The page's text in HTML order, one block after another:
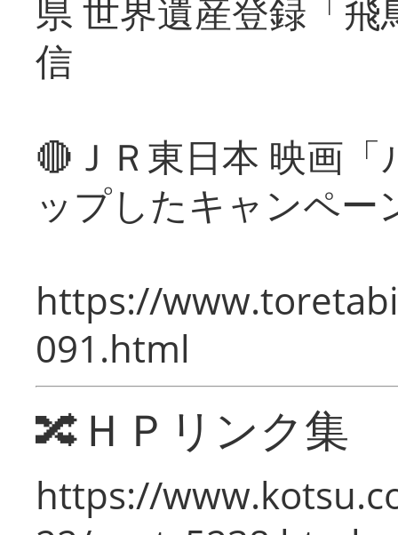
県 世界遺産登録「
信
🔴ＪＲ東日本 映画
ップしたキャンペー
https://
091.html
🔀ＨＰリンク集
https://